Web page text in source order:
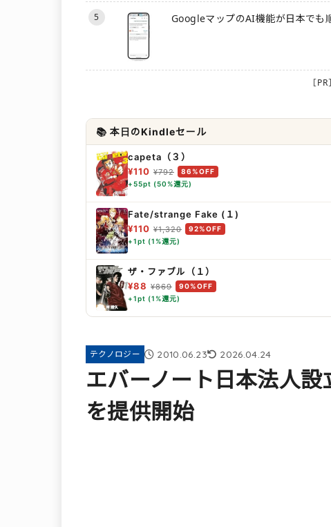
5 GoogleマップのAI機能が日本でも
［
📚 本日のKindleセール
capeta（３）
¥110 ¥792
86%OFF
+55pt (50%還元)
Fate/strange Fake (１)
¥110 ¥1,320
92%OFF
+1pt (1%還元)
ザ・ファブル（１）
¥88 ¥869
90%OFF
+1pt (1%還元)
テクノロジー 2010.06.23 2026.04.24
エバーノート日本法人
を提供開始